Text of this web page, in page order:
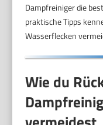
Dampfreiniger die
praktische Tipps
Wasserflecken
Wie du